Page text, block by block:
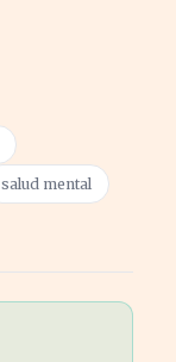
salud mental